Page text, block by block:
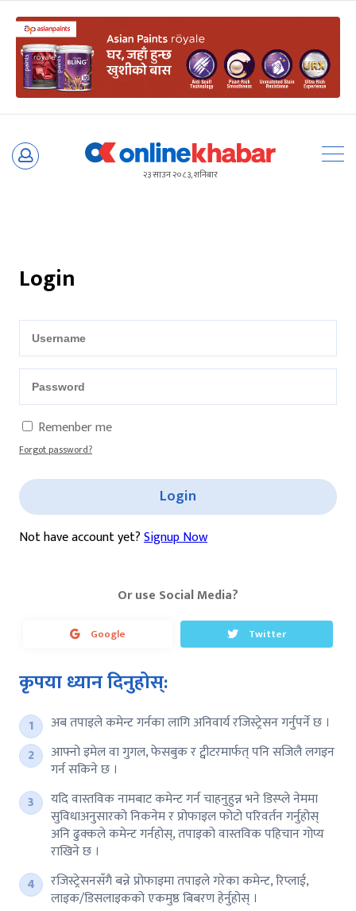
Skip
२३ साउन २०८३, शनिबार
Login
Remenber me
Forgot password?
Login
Not have account yet?Signup Now
Or use Social Media?
Google Twitter
कृपया ध्यान दिनुहोस्:
अब तपाइले कमेन्ट गर्नका लागि अनिवार्य रजिस्ट्रेसन गर्नुपर्ने छ ।
आफ्नो इमेल वा गुगल, फेसबुक र ट्वीटरमार्फत् पनि सजिलै लगइन
गर्न सकिने छ ।
यदि वास्तविक नामबाट कमेन्ट गर्न चाहनुहुन्न भने डिस्प्ले नेममा
सुविधाअनुसारको निकनेम र प्रोफाइल फोटो परिवर्तन गर्नुहोस्
अनि ढुक्कले कमेन्ट गर्नहोस्, तपाइको वास्तविक पहिचान गोप्य
राखिने छ ।
रजिस्ट्रेसनसँगै बन्ने प्रोफाइमा तपाइले गरेका कमेन्ट, रिप्लाई,
लाइक/डिसलाइकको एकमुष्ठ बिबरण हेर्नुहोस् ।